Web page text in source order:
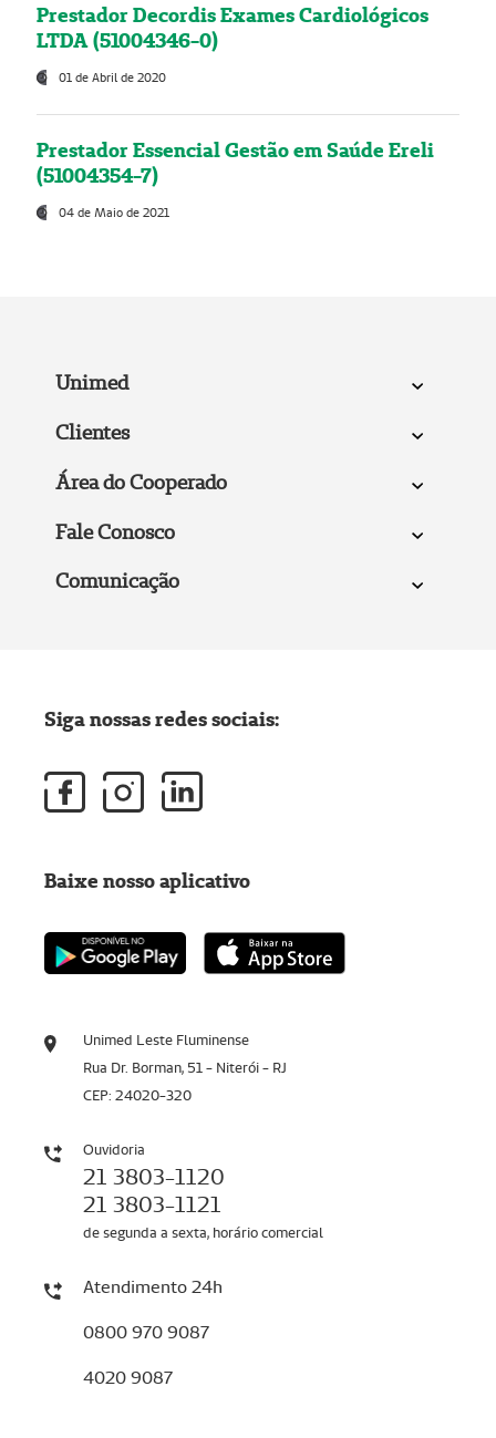
Prestador Decordis Exames Cardiológicos
LTDA (51004346-0)
01 de Abril de 2020
Prestador Essencial Gestão em Saúde Ereli
(51004354-7)
04 de Maio de 2021
Unimed
Clientes
Área do Cooperado
Fale Conosco
Comunicação
Unimed Leste Fluminense
Rua Dr. Borman, 51 - Niterói - RJ
CEP: 24020-320
Ouvidoria
21 3803-1120
21 3803-1121
de segunda a sexta, horário comercial
Atendimento 24h
0800 970 9087
4020 9087
Siga nossas redes sociais:
Baixe nosso aplicativo